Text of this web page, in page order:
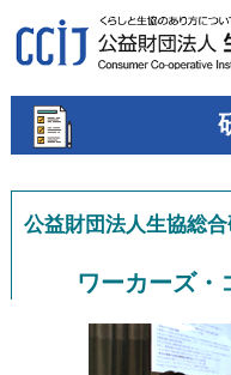
公益財団法人生協総
ワーカーズ・